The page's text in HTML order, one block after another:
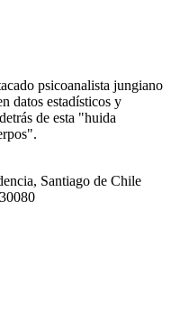
psicoanalista jungiano
datos estadísticos y
de esta "huida
Santiago de Chile